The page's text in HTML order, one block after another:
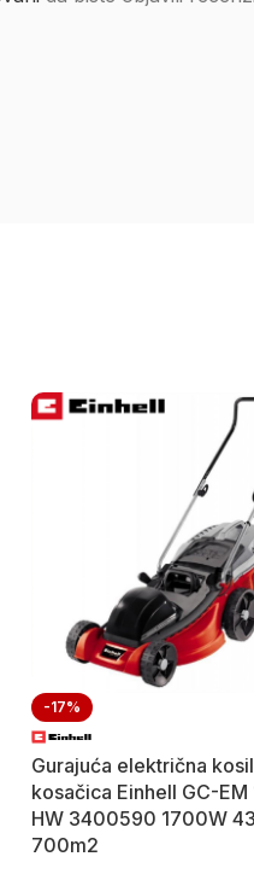
-17%
Gurajuća električna
kosačica Einhell GC-EM
HW 3400590 1700W
700m2